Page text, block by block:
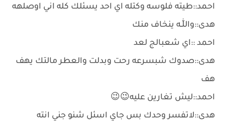
احمد::طيته فلوسه وكتله اي احد يسئلك كله اني اوصلهه
هدى::واللّٰـه ينخاف منك
احمد ::اي شعبالج لعد
هدى::صدوك شبسرعه رحت وبدلت والعطر مالتك يهف
هف
احمد::ليش تغارين عليه😉😉
هدى::لاتفسر وحدك بس جاي اسئل شنو جني انته